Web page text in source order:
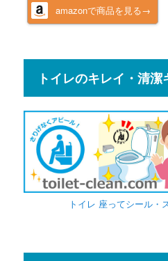
amazonで商品を見る→
トイレのキレイ・清潔
トイレ 座ってシール・